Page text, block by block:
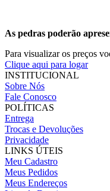
As pedras poderão
Para visualizar os preços
Clique aqui para logar
INSTITUCIONAL
Sobre Nós
Fale Conosco
POLÍTICAS
Entrega
Trocas e Devoluções
Privacidade
LINKS ÚTEIS
Meu Cadastro
Meus Pedidos
Meus Endereços